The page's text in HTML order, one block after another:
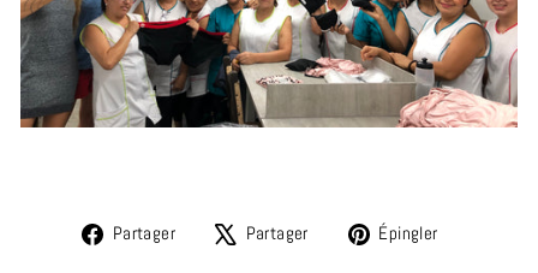
Partager
PartagerPartager
TweeterÉpingler